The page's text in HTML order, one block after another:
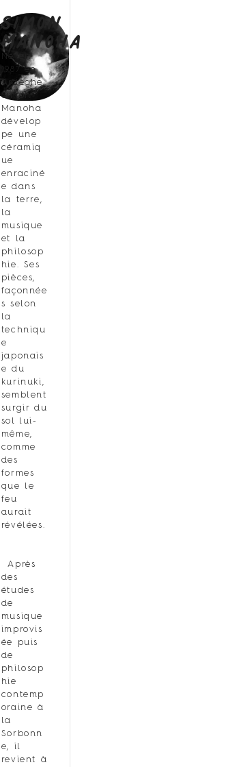
Simon
Manoha
Né en
1987 en
Ardèche,
Simon
Manoha
dévelop
pe une
céramiq
ue
enraciné
e dans
la terre,
la
musique
et la
philosop
hie. Ses
pièces,
façonnée
s selon
la
techniqu
e
japonais
e du
kurinuki,
semblent
surgir du
sol lui-
même,
comme
des
formes
que le
feu
aurait
révélées.
Après
des
études
de
musique
improvis
ée puis
de
philosop
hie
contemp
oraine à
la
Sorbonn
e, il
revient à